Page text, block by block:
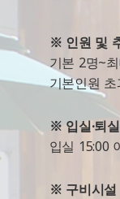
※ 인원 및
기본 2명~
기본인원
※ 입실·퇴
입실 15:00
※ 구비시설